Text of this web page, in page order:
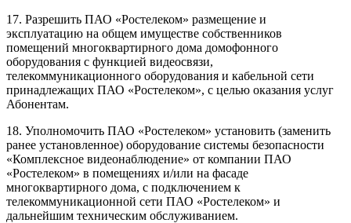
17. Разрешить ПАО «Ростелеком» размещение и
эксплуатацию на общем имуществе собственников
помещений многоквартирного дома домофонного
оборудования с функцией видеосвязи,
телекоммуникационного оборудования и кабельной сети
принадлежащих ПАО «Ростелеком», с целью оказания услуг
Абонентам.
18. Уполномочить ПАО «Ростелеком» установить (заменить
ранее установленное) оборудование системы безопасности
«Комплексное видеонаблюдение» от компании ПАО
«Ростелеком» в помещениях и/или на фасаде
многоквартирного дома, с подключением к
телекоммуникационной сети ПАО «Ростелеком» и
дальнейшим техническим обслуживанием.